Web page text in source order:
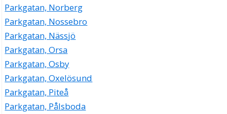
Parkgatan, Norberg
Parkgatan, Nossebro
Parkgatan, Nässjö
Parkgatan, Orsa
Parkgatan, Osby
Parkgatan, Oxelösund
Parkgatan, Piteå
Parkgatan, Pålsboda